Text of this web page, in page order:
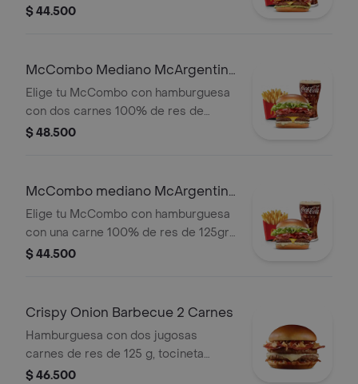
c/u, salsa chicharron, cebolla crispy,
papas medianas y gaseosa mediana a
$ 44.500
McCombo Mediano McArgentina
2 Carnes
Elige tu McCombo con hamburguesa
con dos carnes 100% de res de
125gr c/u, salsa mayo chimichurri,
medianas y gaseosa mediana a elegir.
$ 48.500
McCombo mediano McArgentina
1 Carne
Elige tu McCombo con hamburguesa
con una carne 100% de res de 125gr,
salsa mayo chimichurri, cebolla
y gaseosa mediana a elegir.
$ 44.500
Crispy Onion Barbecue 2 Carnes
Hamburguesa con dos jugosas
carnes de res de 125 g, tocineta
ahumada, queso blanco cremoso,
$ 46.500